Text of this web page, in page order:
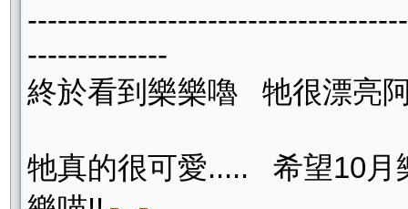
--------------
終於看到樂樂嚕 牠很漂亮
牠真的很可愛..... 希望10月